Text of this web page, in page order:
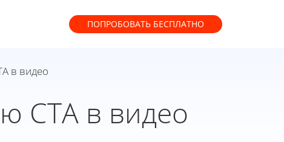
ПОПРОБОВАТЬ БЕСПЛАТНО
в видео
CTA в видео